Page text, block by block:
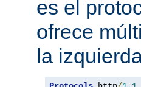
es el
ofrece
la